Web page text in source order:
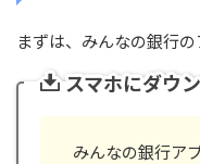
まずは、みんなの銀行
スマホにダウ
みんなの銀行ア